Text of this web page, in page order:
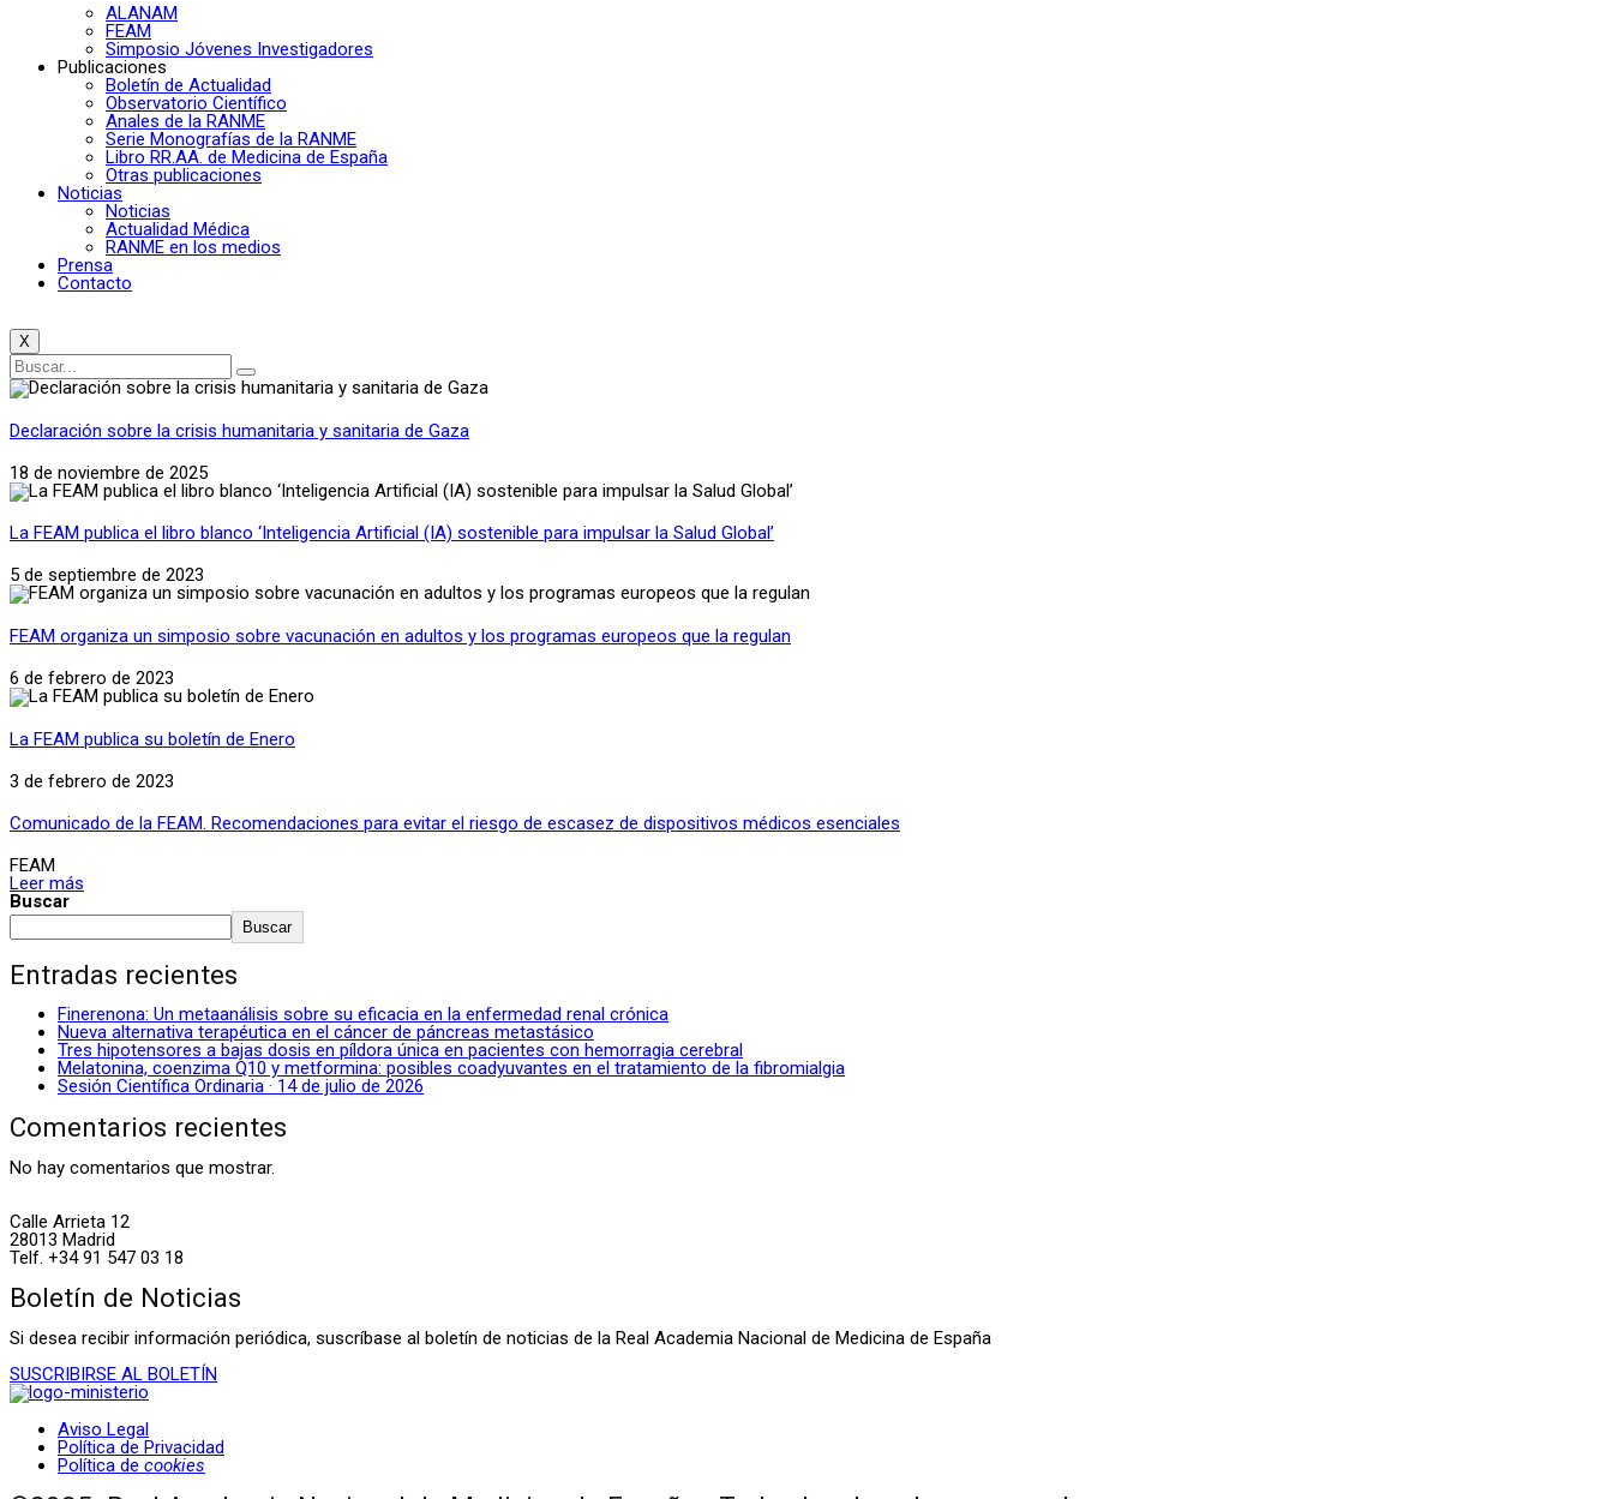
ALANAM
FEAM
Simposio Jóvenes Investigadores
Publicaciones
Boletín de Actualidad
Observatorio Científico
Anales de la RANME
Serie Monografías de la RANME
Libro RR.AA. de Medicina de España
Otras publicaciones
Noticias
Noticias
Actualidad Médica
RANME en los medios
Prensa
Contacto
X
Declaración sobre la crisis humanitaria y sanitaria de Gaza
18 de noviembre de 2025
La FEAM publica el libro blanco ‘Inteligencia Artificial (IA) sostenible para impulsar la Salud Global’
5 de septiembre de 2023
FEAM organiza un simposio sobre vacunación en adultos y los programas europeos que la regulan
6 de febrero de 2023
La FEAM publica su boletín de Enero
3 de febrero de 2023
Comunicado de la FEAM. Recomendaciones para evitar el riesgo de escasez de dispositivos médicos esenciales
FEAM
Leer más
Buscar
Buscar
Entradas recientes
Finerenona: Un metaanálisis sobre su eficacia en la enfermedad renal crónica
Nueva alternativa terapéutica en el cáncer de páncreas metastásico
Tres hipotensores a bajas dosis en píldora única en pacientes con hemorragia cerebral
Melatonina, coenzima Q10 y metformina: posibles coadyuvantes en el tratamiento de la fibromialgia
Sesión Científica Ordinaria · 14 de julio de 2026
Comentarios recientes
No hay comentarios que mostrar.
Calle Arrieta 12
28013 Madrid
Telf. +34 91 547 03 18
Boletín de Noticias
Si desea recibir información periódica, suscríbase al boletín de noticias de la Real Academia Nacional de Medicina de España
SUSCRIBIRSE AL BOLETÍN
Aviso Legal
Política de Privacidad
Política de cookies